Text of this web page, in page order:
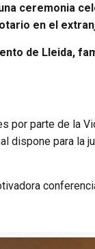
ceremonia
en el
de Lleida,
parte de la
dispone para